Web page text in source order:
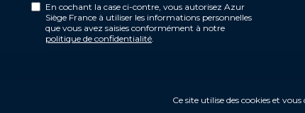
En cochant la case ci-contre, vous autorisez Azur
Siège France à utiliser les informations personnelles
que vous avez saisies conformément à notre
politique de confidentialité
Ce site utilise des cookies et